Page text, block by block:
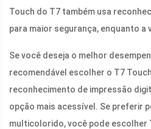
Touch do T7 também usa
para maior segurança, enquanto a
Se você deseja o melhor
recomendável escolher o T7
reconhecimento de impressão
opção mais acessível. Se preferir
multicolorido, você pode escolher